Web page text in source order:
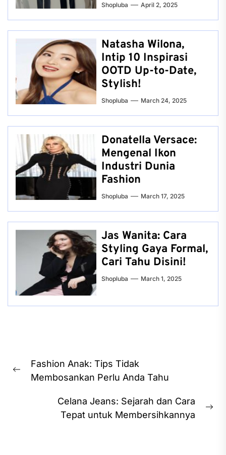
Shopluba April 2, 2025
Natasha Wilona,
Intip 10 Inspirasi
OOTD Up-to-Date,
Stylish!
Shopluba March 24, 2025
Donatella Versace:
Mengenal Ikon
Industri Dunia
Fashion
Shopluba March 17, 2025
Jas Wanita: Cara
Styling Gaya Formal,
Cari Tahu Disini!
Shopluba March 1, 2025
navigation
Previous
Fashion Anak: Tips Tidak
Membosankan Perlu Anda Tahu
Celana Jeans: Sejarah dan Cara
Tepat untuk Membersihkannya